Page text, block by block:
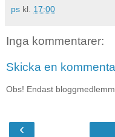
ps kl. 17:00
Inga kommentarer:
Skicka en
Obs! Endast
‹